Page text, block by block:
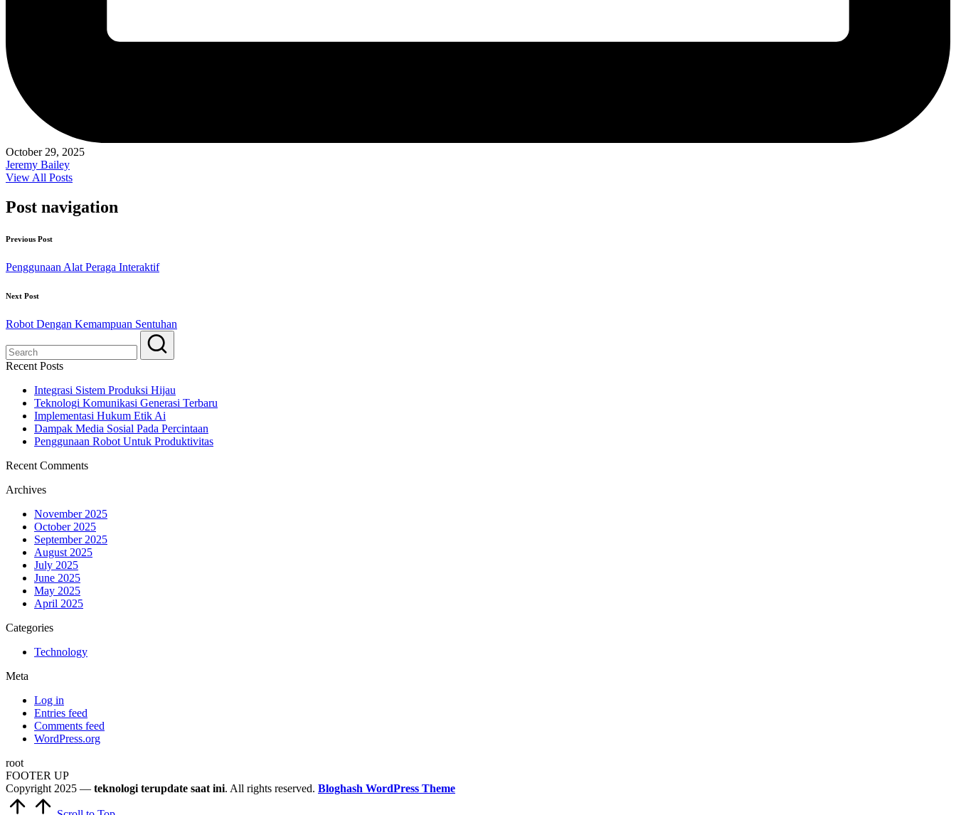
October 29, 2025
Jeremy Bailey
View All Posts
Post navigation
Previous Post
Penggunaan Alat Peraga Interaktif
Next Post
Robot Dengan Kemampuan Sentuhan
Recent Posts
Integrasi Sistem Produksi Hijau
Teknologi Komunikasi Generasi Terbaru
Implementasi Hukum Etik Ai
Dampak Media Sosial Pada Percintaan
Penggunaan Robot Untuk Produktivitas
Recent Comments
Archives
November 2025
October 2025
September 2025
August 2025
July 2025
June 2025
May 2025
April 2025
Categories
Technology
Meta
Log in
Entries feed
Comments feed
WordPress.org
root
FOOTER UP
Copyright 2025 — teknologi terupdate saat ini. All rights reserved. Bloghash WordPress Theme